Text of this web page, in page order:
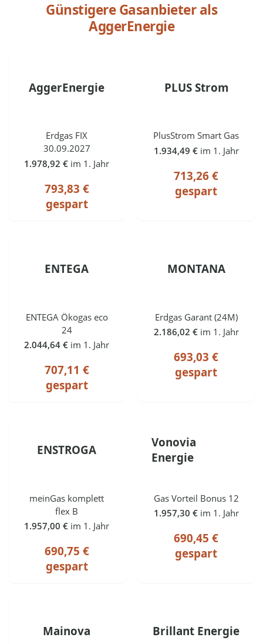
Günstigere Gasanbieter als
AggerEnergie
AggerEnergie
Erdgas FIX
30.09.2027
1.978,92 € im 1. Jahr
793,83 €
gespart
PLUS Strom
PlusStrom Smart Gas
1.934,49 € im 1. Jahr
713,26 €
gespart
ENTEGA
ENTEGA Ökogas eco
24
2.044,64 € im 1. Jahr
707,11 €
gespart
MONTANA
Erdgas Garant (24M)
2.186,02 € im 1. Jahr
693,03 €
gespart
ENSTROGA
meinGas komplett
flex B
1.957,00 € im 1. Jahr
690,75 €
gespart
Vonovia
Energie
Gas Vorteil Bonus 12
1.957,30 € im 1. Jahr
690,45 €
gespart
Mainova Brillant Energie